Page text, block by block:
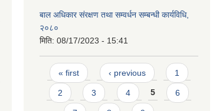
बाल अधिकार संरक्षण तथा सम्वर्धन सम्बन्धी कार्यविधि,
२०८०
मिति: 08/17/2023 - 15:41
Pages
« first ‹ previous 1
2 3 4 5 6